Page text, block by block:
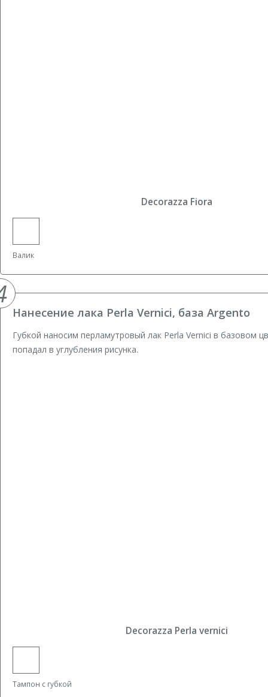
Decorazza Fiora
Валик
Нанесение лака Perla Vernici, база Argento
Губкой наносим перламутровый лак Perla Vernici в базовом
попадал в углубления рисунка.
Decorazza Perla vernici
Тампон с губкой